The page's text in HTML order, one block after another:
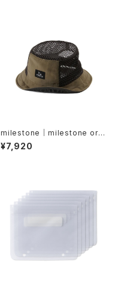
milestone｜milestone orig
inal cap MSC-025 Denali H
at（ブラウンブラウン）
¥7,920